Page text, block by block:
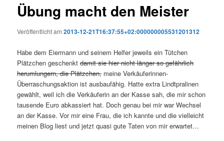
Übung macht den Meister
Veröffentlicht am2013-12-21T16:37:55+02:000000005531201312
Habe dem Eiermann und seinem Helfer jeweils ein Tütchen
Plätzchen geschenktdamit sie hier nicht länger so gefährlich
herumlungern, die Plätzchen, meine Verkäuferinnen-
Überraschungsaktion ist ausbaufähig. Hatte extra Lindtpralinen
gewählt, weil ich die Verkäuferin an der Kasse sah, die mir schon
tausende Euro abkassiert hat. Doch genau bei mir war Wechsel
an der Kasse. Vor mir eine Frau, die ich kannte und die vielleicht
meinen Blog liest und jetzt quasi gute Taten von mir erwartet…